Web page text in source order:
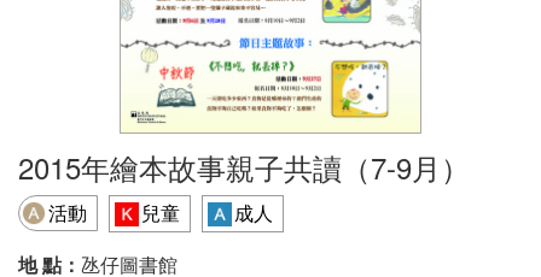
2015年繪本故事親子共讀（7-9月）
活動 兒童
成人
地 點： 氹仔圖書館